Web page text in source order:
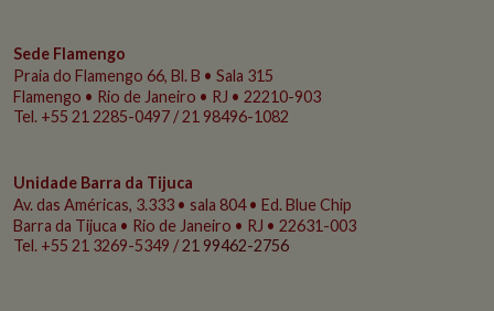
Sede Flamengo
Praia do Flamengo 66, Bl. B • Sala 315
Flamengo • Rio de Janeiro • RJ • 22210-903
Tel. +55 21 2285-0497 / 21 98496-1082
Unidade Barra da Tijuca
Av. das Américas, 3.333 • sala 804 • Ed. Blue Chip
Barra da Tijuca • Rio de Janeiro • RJ • 22631-003
Tel. +55 21 3269-5349 /21 99462-2756